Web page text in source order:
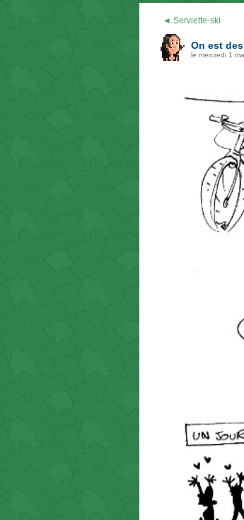
◄ Serviette-ski
On est
le mercredi 1